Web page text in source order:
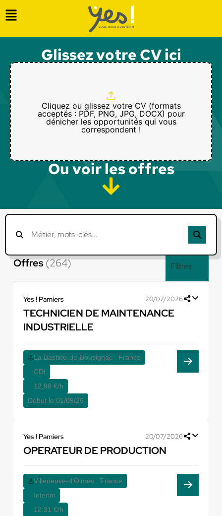
Glissez votre CV ici
Cliquez ou glissez votre CV (formats
acceptés : PDF, PNG, JPG, DOCX) pour
dénicher les opportunités qui vous
correspondent !
Ou voir les offres​
Offres(264) Filtres
Yes ! Pamiers 20/07/2026
TECHNICIEN DE MAINTENANCE
INDUSTRIELLE
La Bastide-de-Bousignac , France
CDI
12,98 €/h
Début le:01/09/26
Yes ! Pamiers 20/07/2026
OPERATEUR DE PRODUCTION
Villeneuve-d'Olmes , France
Interim
12,31 €/h